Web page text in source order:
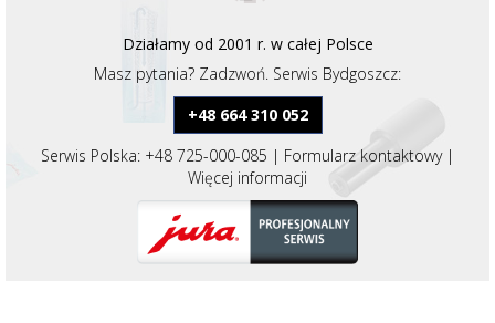
Działamy od 2001 r. w całej Polsce
Masz pytania? Zadzwoń. Serwis Bydgoszcz:
+48 664 310 052
Serwis Polska: +48 725-000-085 | Formularz kontaktowy|
Więcej informacji